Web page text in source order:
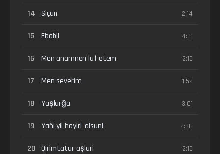
14 Siçan 2:14
15 Ebabil 4:31
16 Men anamnen laf etem 2:15
17 Men severim 1:52
18 Yaşlarğa 3:01
19 Yañi yil hayirli olsun! 2:36
20 Qirimtatar aşlari 2:15